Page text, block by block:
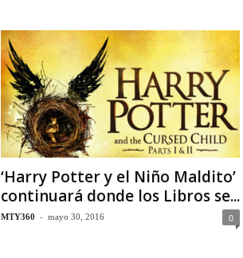
‘Harry Potter y el Niño Maldito’
continuará donde los Libros se...
MTY360 - mayo 30, 2016 0